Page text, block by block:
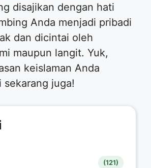
disajikan dengan hati
Anda menjadi pribadi
dan dicintai oleh
maupun langit. Yuk,
keislaman Anda
sekarang juga!
(121)